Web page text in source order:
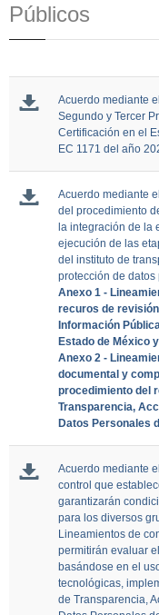
Públicos
Acuerdo mediante
Segundo y Tercer
Certificación en el
EC 1171 del año
Acuerdo mediante
del procedimiento
la integración de la
ejecución de las
del instituto de
protección de
Anexo 1 -
recuros de
Información
Estado de México
Anexo 2 -
documental y
procedimiento del
Transparencia,
Datos Personales
Acuerdo mediante
control que
garantizarán
para los diversos
Lineamientos de
permitirán evaluar
basándose en el
tecnológicas,
de Transparencia,